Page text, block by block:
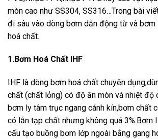
mòn cao như SS304, SS316…Trong bài
đi sâu vào dòng bơm dẫn động từ và bơm
hoá chất.
1.Bơm Hoá Chất IHF
IHF là dòng bơm hoá chất chuyên
chất (chất lỏng) có độ ăn mòn và nhiệt độ
bơm ly tâm trục ngang cánh kín,bơm chất
có lẫn tạp chất nhưng không quá 3%.Bơm
cấu tạo buồng bơm lớp ngoài bằng gang